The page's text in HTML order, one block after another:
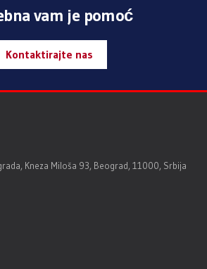
vam je pomoć
Kontaktirajte nas
Kneza Miloša 93, Beograd, 11000, Srbija